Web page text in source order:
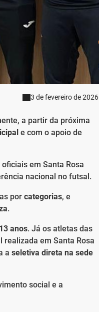
3 de fevereiro de 2026
a partir da próxima
e com o apoio de
em Santa Rosa
nacional no futsal.
por categorias, e
.
anos. Já os atletas das
realizada em Santa Rosa
a seletiva direta na sede
social e a